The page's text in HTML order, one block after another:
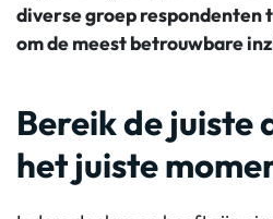
diverse groep respondenten
om de meest betrouwbare
Bereik de juiste
het juiste